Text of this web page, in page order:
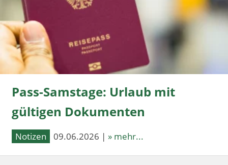
Pass-Samstage: Urlaub mit
gültigen Dokumenten
Notizen 09.06.2026 | » mehr...